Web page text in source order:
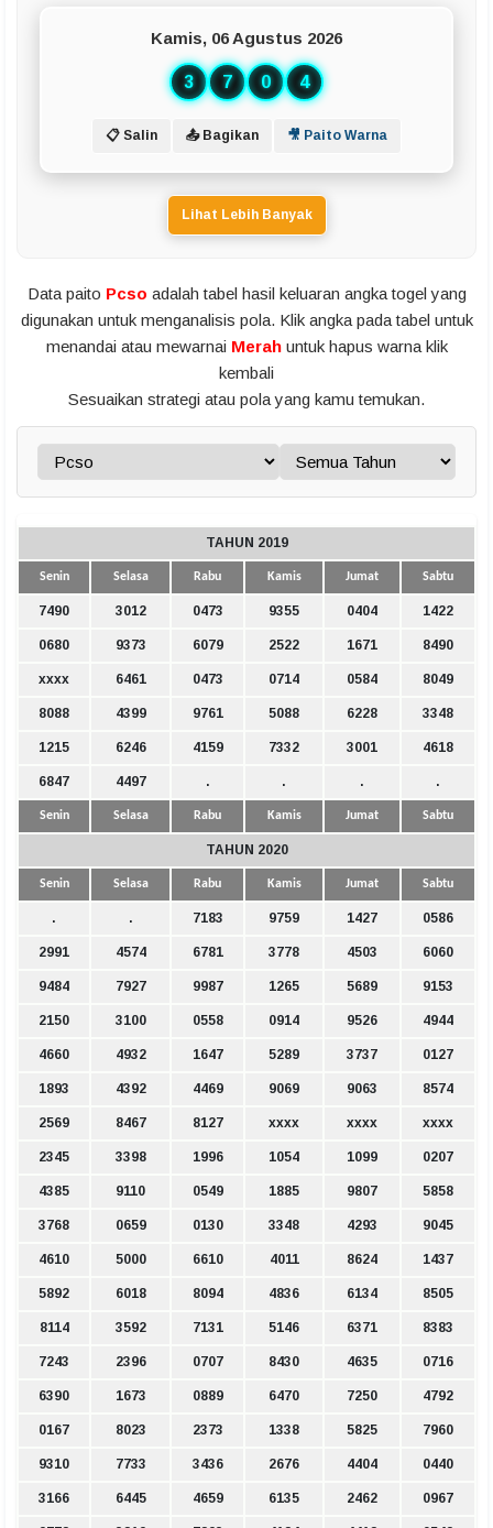
Kamis, 06 Agustus 2026
3 7 0 4
📋 Salin 📤 Bagikan 🎥 Paito Warna
Lihat Lebih Banyak
Data paito Pcso adalah tabel hasil keluaran angka togel yang
digunakan untuk menganalisis pola. Klik angka pada tabel untuk
menandai atau mewarnai Merahuntuk hapus warna klik
kembali
Sesuaikan strategi atau pola yang kamu temukan.
TAHUN 2019
Senin Selasa Rabu Kamis Jumat Sabtu
7490 3012 0473 9355 0404 1422
0680 9373 6079 2522 1671 8490
xxxx 6461 0473 0714 0584 8049
8088 4399 9761 5088 6228 3348
1215 6246 4159 7332 3001 4618
6847 4497 . . . .
Senin Selasa Rabu Kamis Jumat Sabtu
TAHUN 2020
Senin Selasa Rabu Kamis Jumat Sabtu
. . 7183 9759 1427 0586
2991 4574 6781 3778 4503 6060
9484 7927 9987 1265 5689 9153
2150 3100 0558 0914 9526 4944
4660 4932 1647 5289 3737 0127
1893 4392 4469 9069 9063 8574
2569 8467 8127 xxxx xxxx xxxx
2345 3398 1996 1054 1099 0207
4385 9110 0549 1885 9807 5858
3768 0659 0130 3348 4293 9045
4610 5000 6610 4011 8624 1437
5892 6018 8094 4836 6134 8505
8114 3592 7131 5146 6371 8383
7243 2396 0707 8430 4635 0716
6390 1673 0889 6470 7250 4792
0167 8023 2373 1338 5825 7960
9310 7733 3436 2676 4404 0440
3166 6445 4659 6135 2462 0967